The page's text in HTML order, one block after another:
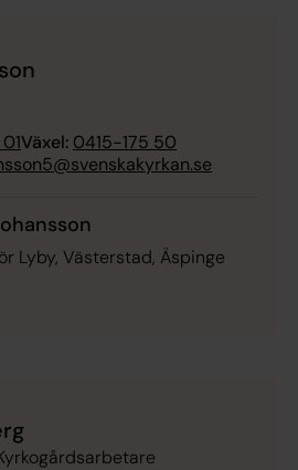
Växel: 0415-175 50
Lyby, Västerstad, Äspinge